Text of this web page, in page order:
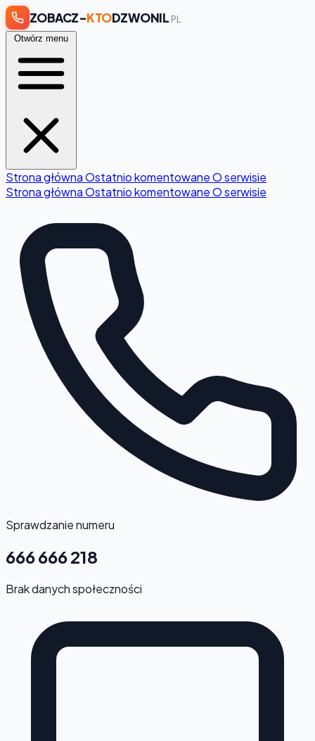
ZOBACZ-KTODZWONIL .PL
Otwórz menu
Strona głównaOstatnio komentowaneO serwisie
Strona głównaOstatnio komentowaneO serwisie
Sprawdzanie numeru
666 666 218
Brak danych społeczności